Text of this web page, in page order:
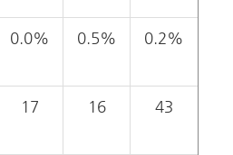
0.0% 0.5% 0.2%
17 16 43